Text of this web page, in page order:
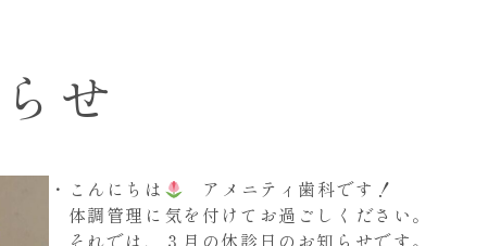
せ
・こんにちは
アメニティ歯科です！
体調管理に気を付けてお過ごしください。
それでは、３月の休診日のお知らせです。